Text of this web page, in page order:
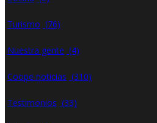
Turismo (76)
Nuestra gente (4)
Coope noticias (310)
Testimonios (33)